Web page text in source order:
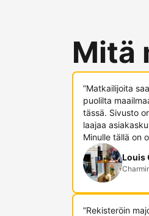
Mitä
”Matkailijoita
puolilta
tässä. Sivusto
laajaa
Minulle tällä on
Louis
”Rekisteröin